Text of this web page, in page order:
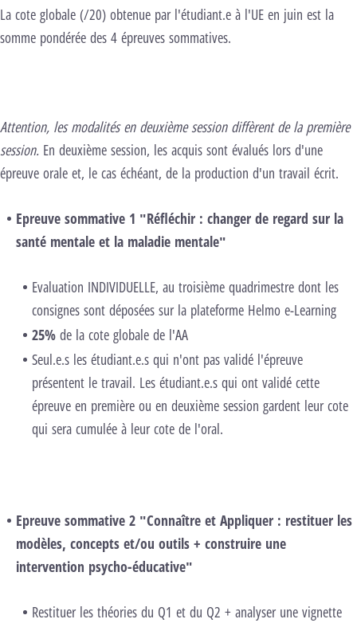
La cote globale (/20) obtenue par l'étudiant.e à l'UE en juin est la
somme pondérée des 4 épreuves sommatives.
Attention, les modalités en deuxième session diffèrent de la première
session. En deuxième session, les acquis sont évalués lors d'une
épreuve orale et, le cas échéant, de la production d'un travail écrit.
Epreuve sommative 1 "Réfléchir : changer de regard sur la
santé mentale et la maladie mentale"
Evaluation INDIVIDUELLE, au troisième quadrimestre dont les
consignes sont déposées sur la plateforme Helmo e-Learning
25% de la cote globale de l'AA
Seul.e.s les étudiant.e.s qui n'ont pas validé l'épreuve
présentent le travail. Les étudiant.e.s qui ont validé cette
épreuve en première ou en deuxième session gardent leur cote
qui sera cumulée à leur cote de l'oral.
Epreuve sommative 2 "Connaître et Appliquer : restituer les
modèles, concepts et/ou outils + construire une
intervention psycho-éducative"
Restituer les théories du Q1 et du Q2 + analyser une vignette